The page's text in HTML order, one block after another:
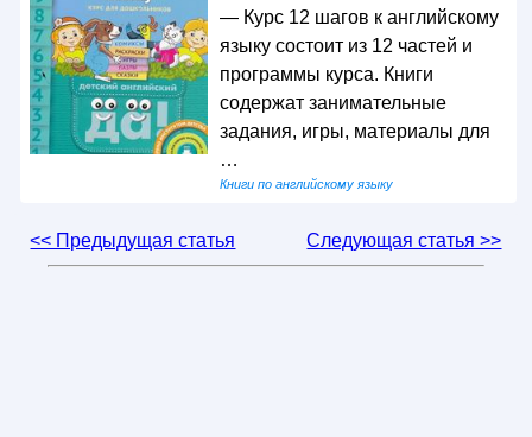
— Курс 12 шагов к английскому
языку состоит из 12 частей и
программы курса. Книги
содержат занимательные
задания, игры, материалы для
…
Книги по английскому языку
<< Предыдущая статья Следующая статья >>